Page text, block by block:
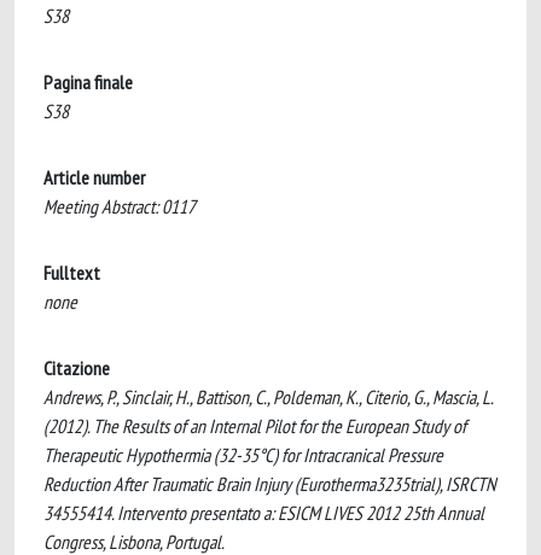
S38
Pagina finale
S38
Article number
Meeting Abstract: 0117
Fulltext
none
Citazione
Andrews, P., Sinclair, H., Battison, C., Poldeman, K., Citerio, G., Mascia, L.
(2012). The Results of an Internal Pilot for the European Study of
Therapeutic Hypothermia (32-35°C) for Intracranical Pressure
Reduction After Traumatic Brain Injury (Eurotherma3235trial), ISRCTN
34555414. Intervento presentato a: ESICM LIVES 2012 25th Annual
Congress, Lisbona, Portugal.